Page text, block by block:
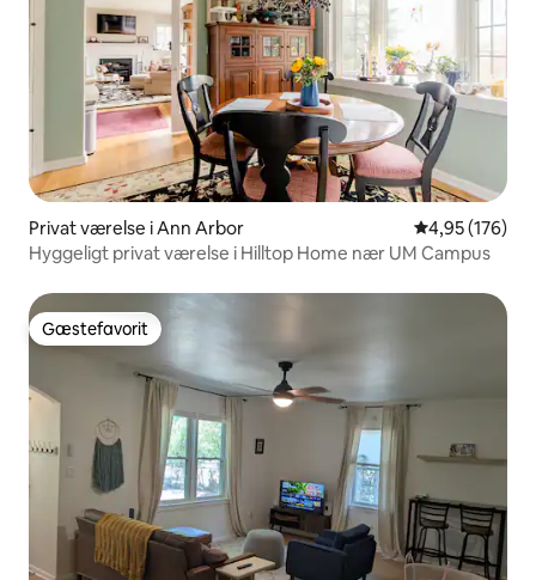
Privat værelse i Ann Arbor 4,95 ud af 5 i
4,95 (176)
Hyggeligt privat værelse i Hilltop Home nær UM Campus
Gæstefavorit
Gæstefavorit